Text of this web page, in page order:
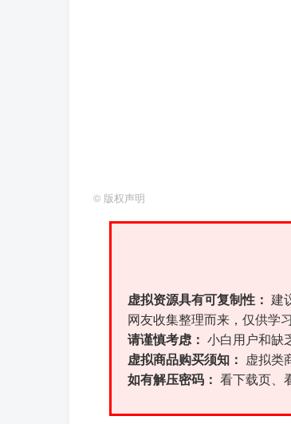
© 版权声明
虚拟资源具有可复制性： 建
网友收集整理而来，仅供学
请谨慎考虑： 小白用户和缺
虚拟商品购买须知：
虚拟类
如有解压密码： 看下载页、